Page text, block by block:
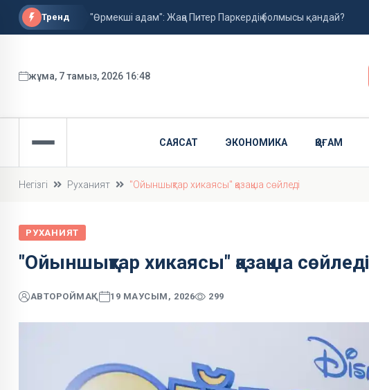
Тренд "Өрмекші адам": Жаңа Питер Паркердің болмысы қандай?
Ұлдана Мырзуанның өліміне қатысты іс сотқа жолданды
жұма, 7 тамыз, 2026 16:48
САЯСАТ ЭКОНОМИКА ҚОҒАМ
Негізгі Руханият "Ойыншықтар хикаясы" қазақша сөйледі
РУХАНИЯТ
"Ойыншықтар хикаясы" қазақша сөйледі
АВТОРОЙМАҚ 19 МАУСЫМ, 2026 299